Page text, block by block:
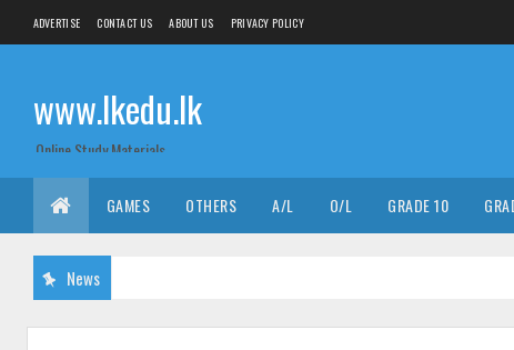
ADVERTISE CONTACT US ABOUT US PRIVACY POLICY
www.lkedu.lk
Online Study Materials
GAMES OTHERS A/L O/L GRADE 10
News